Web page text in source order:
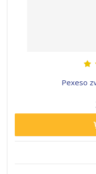
Pexeso